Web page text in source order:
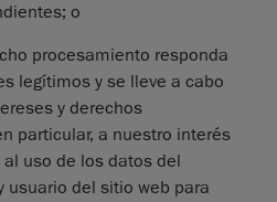
o
procesamiento responda
legítimos y se lleve a cabo
y derechos
particular, a nuestro interés
uso de los datos del
usuario del sitio web para